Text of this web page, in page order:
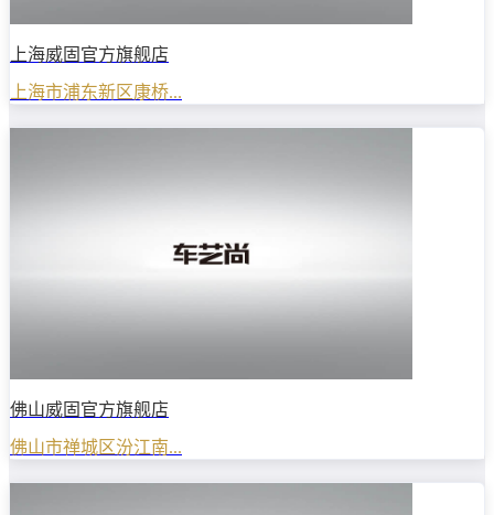
上海威固官方旗舰店
上海市浦东新区康桥...
佛山威固官方旗舰店
佛山市禅城区汾江南...